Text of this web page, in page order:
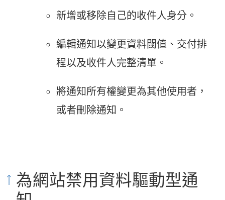
新增或移除自己的收件人身分。
編輯通知以變更資料閾值、交付排
程以及收件人完整清單。
將通知所有權變更為其他使用者，
或者刪除通知。
為網站禁用資料驅動型通